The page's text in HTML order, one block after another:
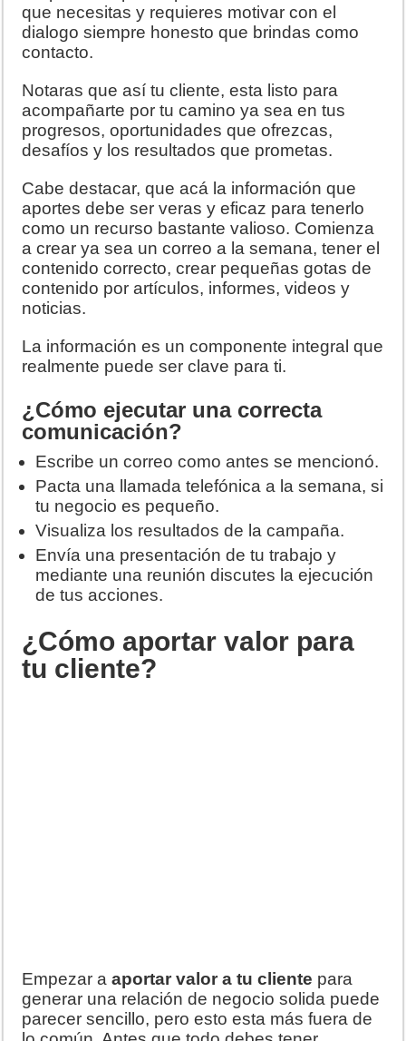
que necesitas y requieres motivar con el
dialogo siempre honesto que brindas como
contacto.
Notaras que así tu cliente, esta listo para
acompañarte por tu camino ya sea en tus
progresos, oportunidades que ofrezcas,
desafíos y los resultados que prometas.
Cabe destacar, que acá la información que
aportes debe ser veras y eficaz para tenerlo
como un recurso bastante valioso. Comienza
a crear ya sea un correo a la semana, tener el
contenido correcto, crear pequeñas gotas de
contenido por artículos, informes, videos y
noticias.
La información es un componente integral que
realmente puede ser clave para ti.
¿Cómo ejecutar una correcta
comunicación?
Escribe un correo como antes se mencionó.
Pacta una llamada telefónica a la semana, si
tu negocio es pequeño.
Visualiza los resultados de la campaña.
Envía una presentación de tu trabajo y
mediante una reunión discutes la ejecución
de tus acciones.
¿Cómo aportar valor para
tu cliente?
Empezar aaportar valor a tu cliente para
generar una relación de negocio solida puede
parecer sencillo, pero esto esta más fuera de